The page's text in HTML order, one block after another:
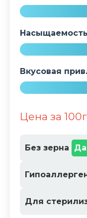
Насыщаемость
Вкусовая
Цена за
Без зерна Да
Для